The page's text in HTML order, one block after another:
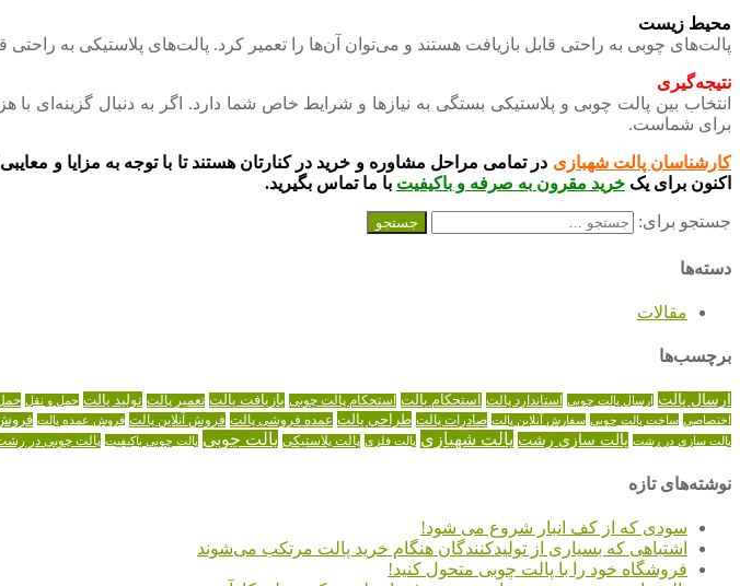
محیط زیست
پالت‌های چوبی به راحتی قابل بازیافت هستند و می‌توان آن‌ها را تعمیر کرد. پالت‌های پلاستیکی به
نتیجه‌گیری
انتخاب بین پالت چوبی و پلاستیکی بستگی به نیازها و شرایط خاص شما دارد. اگر به دنبال گزینه‌ای
برای شماست.
کارشناسان پالت شهبازی در تمامی مراحل مشاوره و خرید در کنارتان هستند تا با توجه به مزایا و
اکنون برای یک خرید مقرون به صرفه و باکیفیت با ما تماس بگیرید.
جستجو برای:
دسته‌ها
مقالات
برچسب‌ها
ارسال پالت ارسال پالت چوبی استاندارد پالت استحکام پالت استحکام پالت چوبی بازیافت پالت تعمیر پالت تولید پالت حمل و نقل
اختصاصی ساخت پالت چوبی سفارش آنلاین پالت صادرات پالت طراحی پالت عمده فروشی پالت فروش آنلاین پالت فروش عمده پالت
پالت سازی در رشت پالت سازی رشت پالت شهبازی پالت فلزی پالت پلاستیکی پالت چوبی پالت چوبی باکیفیت پالت چوبی در
نوشته‌های تازه
سودی که از کف انبار شروع می شود!
اشتباهی که بسیاری از تولیدکنندگان هنگام خرید پالت مرتکب می‌شوند
فروشگاه خود را با پالت چوبی متحول کنید!